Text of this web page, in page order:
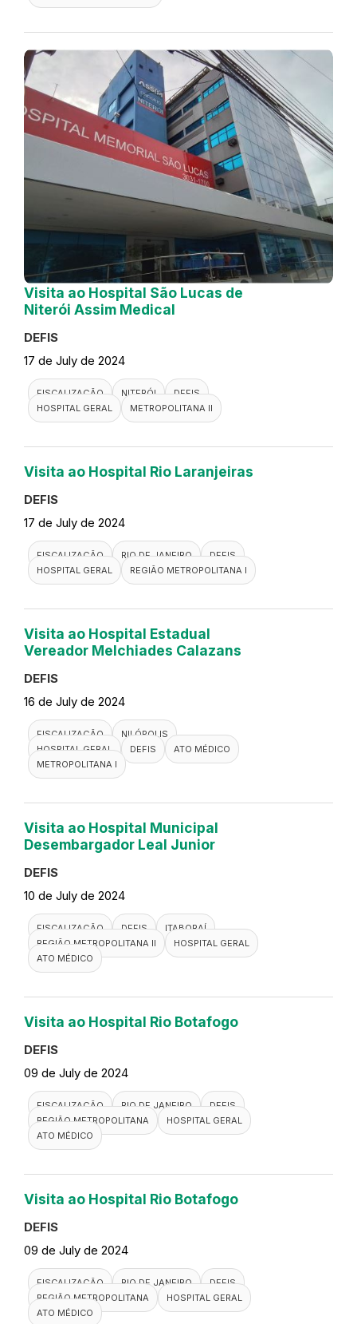
Visita ao Hospital São Lucas de
Niterói Assim Medical
DEFIS
17 de July de 2024
FISCALIZAÇÃO NITERÓI
DEFIS
HOSPITAL GERAL
METROPOLITANA II
Visita ao Hospital Rio Laranjeiras
DEFIS
17 de July de 2024
FISCALIZAÇÃO RIO DE JANEIRO
DEFIS
HOSPITAL GERAL
REGIÃO METROPOLITANA I
Visita ao Hospital Estadual
Vereador Melchiades Calazans
DEFIS
16 de July de 2024
FISCALIZAÇÃO
NILÓPOLIS
HOSPITAL GERAL
DEFIS
ATO MÉDICO
METROPOLITANA I
Visita ao Hospital Municipal
Desembargador Leal Junior
DEFIS
10 de July de 2024
FISCALIZAÇÃO DEFIS
ITABORAÍ
REGIÃO METROPOLITANA II
HOSPITAL GERAL
ATO MÉDICO
Visita ao Hospital Rio Botafogo
DEFIS
09 de July de 2024
FISCALIZAÇÃO RIO DE JANEIRO
DEFIS
REGIÃO METROPOLITANA
HOSPITAL GERAL
ATO MÉDICO
Visita ao Hospital Rio Botafogo
DEFIS
09 de July de 2024
FISCALIZAÇÃO RIO DE JANEIRO
DEFIS
REGIÃO METROPOLITANA
HOSPITAL GERAL
ATO MÉDICO